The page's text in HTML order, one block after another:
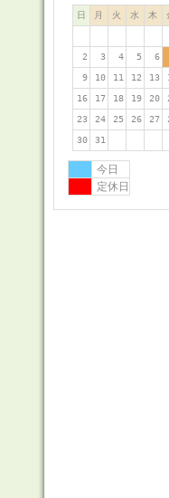
日 月 火 水 木
2 3 4 5 6
9 10 11 12 13
16 17 18 19 20
23 24 25 26 27
30 31
今日
定休日